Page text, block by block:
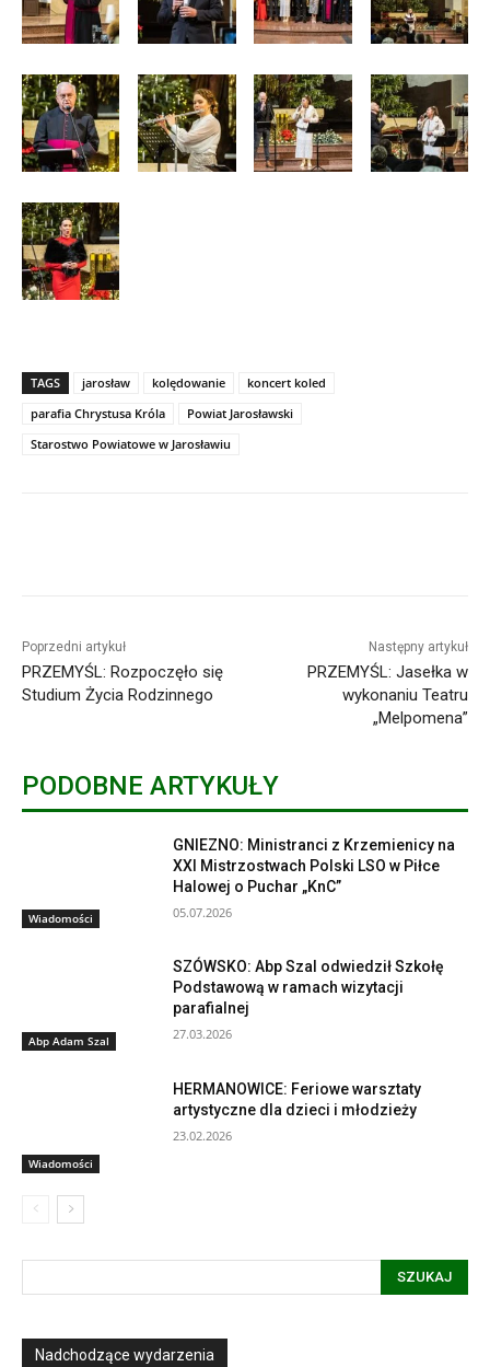
TAGS jarosław kolędowanie
koncert koled
parafia Chrystusa Króla
Powiat Jarosławski
Starostwo Powiatowe w Jarosławiu
Poprzedni artykuł
PRZEMYŚL: Rozpoczęło się
Studium Życia Rodzinnego
Następny artykuł
PRZEMYŚL: Jasełka w
wykonaniu Teatru
„Melpomena”
PODOBNE ARTYKUŁY
Wiadomości
GNIEZNO: Ministranci z Krzemienicy na
XXI Mistrzostwach Polski LSO w Piłce
Halowej o Puchar „KnC”
05.07.2026
Abp Adam Szal
SZÓWSKO: Abp Szal odwiedził Szkołę
Podstawową w ramach wizytacji
parafialnej
27.03.2026
Wiadomości
HERMANOWICE: Feriowe warsztaty
artystyczne dla dzieci i młodzieży
23.02.2026
SZUKAJ
Nadchodzące wydarzenia